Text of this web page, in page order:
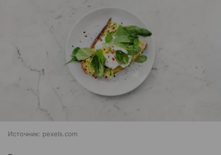
Источник: pexels.com